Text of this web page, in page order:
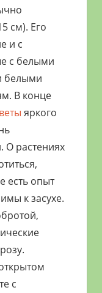
см). Его
и с
с белыми
белыми
В конце
яркого
О растениях
есть опыт
к засухе.
с